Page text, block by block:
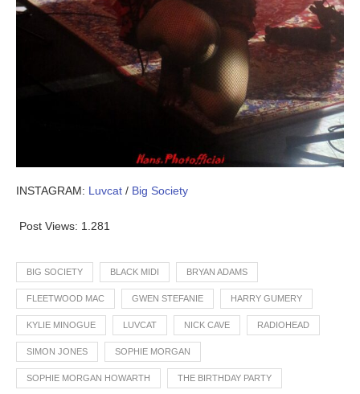
INSTAGRAM: Luvcat / Big Society
Post Views: 1.281
BIG SOCIETY BLACK MIDI BRYAN ADAMS
FLEETWOOD MAC GWEN STEFANIE HARRY GUMERY
KYLIE MINOGUE LUVCAT NICK CAVE RADIOHEAD
SIMON JONES SOPHIE MORGAN
SOPHIE MORGAN HOWARTH THE BIRTHDAY PARTY